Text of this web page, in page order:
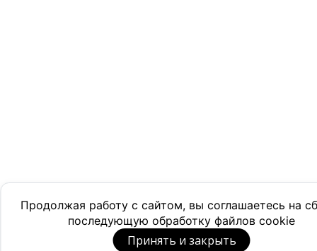
Продолжая работу с сайтом, вы соглашаетесь на
последующую обработку файлов cookie
Принять и закрыть